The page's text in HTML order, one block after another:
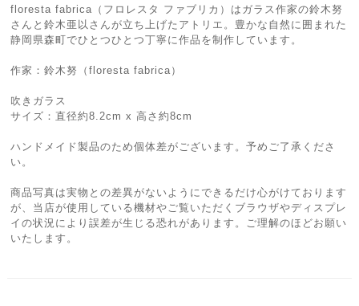
floresta fabrica（フロレスタ ファブリカ）はガラス作家の鈴木努
さんと鈴木亜以さんが立ち上げたアトリエ。豊かな自然に囲まれた
静岡県森町でひとつひとつ丁寧に作品を制作しています。
作家：鈴木努（floresta fabrica）
吹きガラス
サイズ：直径約8.2cm x 高さ約8cm
ハンドメイド製品のため個体差がございます。予めご了承くださ
い。
商品写真は実物との差異がないようにできるだけ心がけております
が、当店が使用している機材やご覧いただくブラウザやディスプレ
イの状況により誤差が生じる恐れがあります。ご理解のほどお願い
いたします。